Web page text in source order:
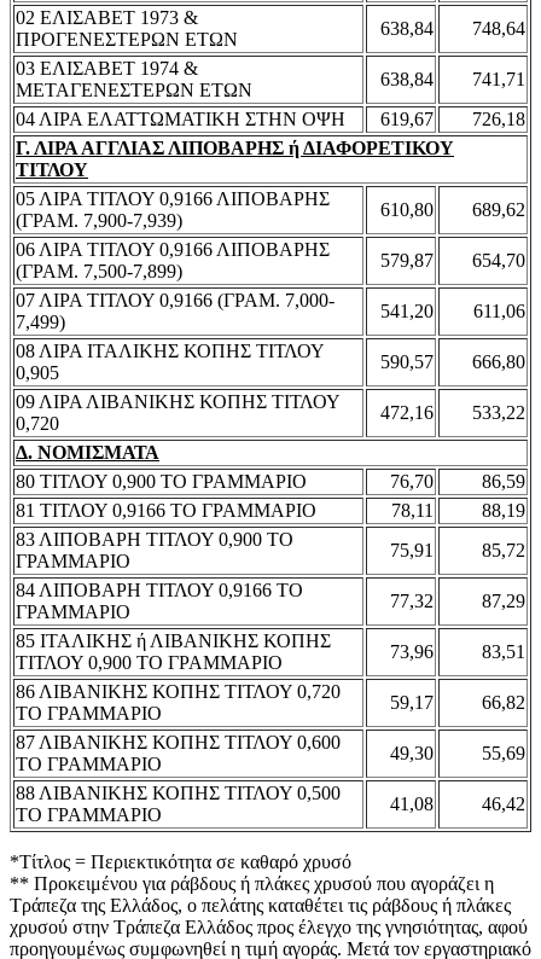
02 ΕΛΙΣΑΒΕΤ 1973 &
ΠΡΟΓΕΝΕΣΤΕΡΩΝ ΕΤΩΝ
638,84
748,64
03 ΕΛΙΣΑΒΕΤ 1974 &
ΜΕΤΑΓΕΝΕΣΤΕΡΩΝ ΕΤΩΝ
638,84
741,71
04 ΛΙΡΑ ΕΛΑΤΤΩΜΑΤΙΚΗ ΣΤΗΝ ΟΨΗ
619,67
726,18
Γ. ΛΙΡΑ ΑΓΓΛΙΑΣ ΛΙΠΟΒΑΡΗΣ ή ΔΙΑΦΟΡΕΤΙΚΟΥ
ΤΙΤΛΟΥ
05 ΛΙΡΑ ΤΙΤΛΟΥ 0,9166 ΛΙΠΟΒΑΡΗΣ
(ΓΡΑΜ. 7,900-7,939)
610,80
689,62
06 ΛΙΡΑ ΤΙΤΛΟΥ 0,9166 ΛΙΠΟΒΑΡΗΣ
(ΓΡΑΜ. 7,500-7,899)
579,87
654,70
07 ΛΙΡΑ ΤΙΤΛΟΥ 0,9166 (ΓΡΑΜ. 7,000-
7,499)
541,20
611,06
08 ΛΙΡΑ ΙΤΑΛΙΚΗΣ ΚΟΠΗΣ ΤΙΤΛΟΥ
0,905
590,57
666,80
09 ΛΙΡΑ ΛΙΒΑΝΙΚΗΣ ΚΟΠΗΣ ΤΙΤΛΟΥ
0,720
472,16
533,22
Δ. ΝΟΜΙΣΜΑΤΑ
80 ΤΙΤΛΟΥ 0,900 ΤΟ ΓΡΑΜΜΑΡΙΟ
76,70
86,59
81 ΤΙΤΛΟΥ 0,9166 ΤΟ ΓΡΑΜΜΑΡΙΟ
78,11
88,19
83 ΛΙΠΟΒΑΡΗ ΤΙΤΛΟΥ 0,900 ΤΟ
ΓΡΑΜΜΑΡΙΟ
75,91
85,72
84 ΛΙΠΟΒΑΡΗ ΤΙΤΛΟΥ 0,9166 ΤΟ
ΓΡΑΜΜΑΡΙΟ
77,32
87,29
85 ΙΤΑΛΙΚΗΣ ή ΛΙΒΑΝΙΚΗΣ ΚΟΠΗΣ
ΤΙΤΛΟΥ 0,900 ΤΟ ΓΡΑΜΜΑΡΙΟ
73,96
83,51
86 ΛΙΒΑΝΙΚΗΣ ΚΟΠΗΣ ΤΙΤΛΟΥ 0,720
ΤΟ ΓΡΑΜΜΑΡΙΟ
59,17
66,82
87 ΛΙΒΑΝΙΚΗΣ ΚΟΠΗΣ ΤΙΤΛΟΥ 0,600
ΤΟ ΓΡΑΜΜΑΡΙΟ
49,30
55,69
88 ΛΙΒΑΝΙΚΗΣ ΚΟΠΗΣ ΤΙΤΛΟΥ 0,500
ΤΟ ΓΡΑΜΜΑΡΙΟ
41,08 46,42
*Τίτλος = Περιεκτικότητα σε καθαρό χρυσό
** Προκειμένου για ράβδους ή πλάκες χρυσού που αγοράζει η
Τράπεζα της Ελλάδος, ο πελάτης καταθέτει τις ράβδους ή πλάκες
χρυσού στην Τράπεζα Ελλάδος προς έλεγχο της γνησιότητας, αφού
προηγουμένως συμφωνηθεί η τιμή αγοράς. Μετά τον εργαστηριακό